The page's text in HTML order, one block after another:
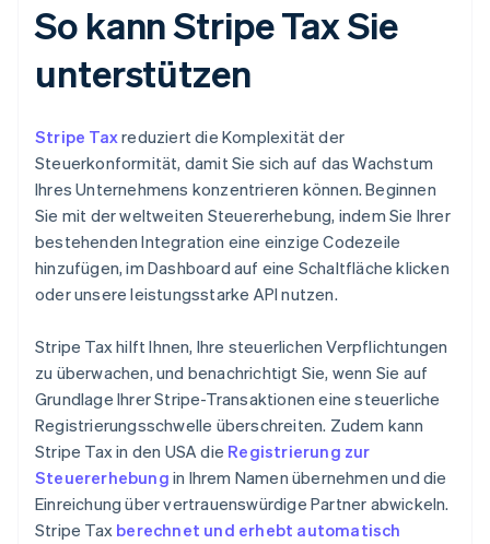
So kann Stripe Tax Sie
unterstützen
Stripe Taxreduziert die Komplexität der
Steuerkonformität, damit Sie sich auf das Wachstum
Ihres Unternehmens konzentrieren können. Beginnen
Sie mit der weltweiten Steuererhebung, indem Sie Ihrer
bestehenden Integration eine einzige Codezeile
hinzufügen, im Dashboard auf eine Schaltfläche klicken
oder unsere leistungsstarke API nutzen.
Stripe Tax hilft Ihnen, Ihre steuerlichen Verpflichtungen
zu überwachen, und benachrichtigt Sie, wenn Sie auf
Grundlage Ihrer Stripe-Transaktionen eine steuerliche
Registrierungsschwelle überschreiten. Zudem kann
Stripe Tax in den USA die Registrierung zur
Steuererhebung in Ihrem Namen übernehmen und die
Einreichung über vertrauenswürdige Partner abwickeln.
Stripe Tax berechnet und erhebt automatisch